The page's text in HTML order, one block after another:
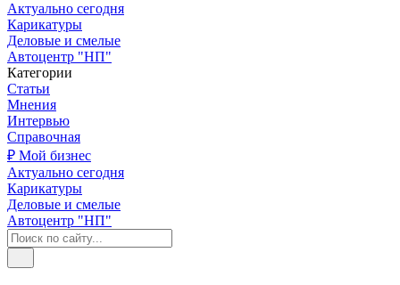
Актуально сегодня
Карикатуры
Деловые и смелые
Автоцентр "НП"
Категории
Статьи
Мнения
Интервью
Справочная
₽ Мой бизнес
Актуально сегодня
Карикатуры
Деловые и смелые
Автоцентр "НП"